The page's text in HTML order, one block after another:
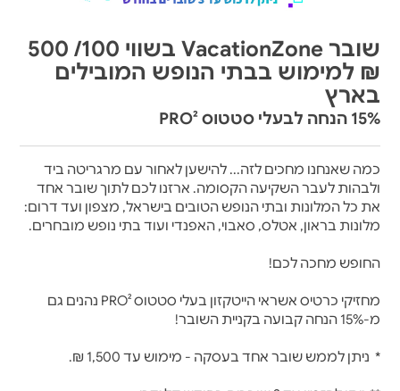
שובר VacationZone בשווי 100/ 500
₪ למימוש בבתי הנופש המובילים
בארץ
15% הנחה לבעלי סטטוס PRO²
כמה שאנחנו מחכים לזה... להישען לאחור עם מרגריטה ביד
ולבהות לעבר השקיעה הקסומה. ארזנו לכם לתוך שובר אחד
את כל המלונות ובתי הנופש הטובים בישראל, מצפון ועד דרום:
מלונות בראון, אטלס, סאבוי, האפנדי ועוד בתי נופש מובחרים.
החופש מחכה לכם!
מחזיקי כרטיס אשראי הייטקזון בעלי סטטוס PRO² נהנים גם
מ-15% הנחה קבועה בקניית השובר!
* ניתן לממש שובר אחד בעסקה - מימוש עד 1,500 ₪.